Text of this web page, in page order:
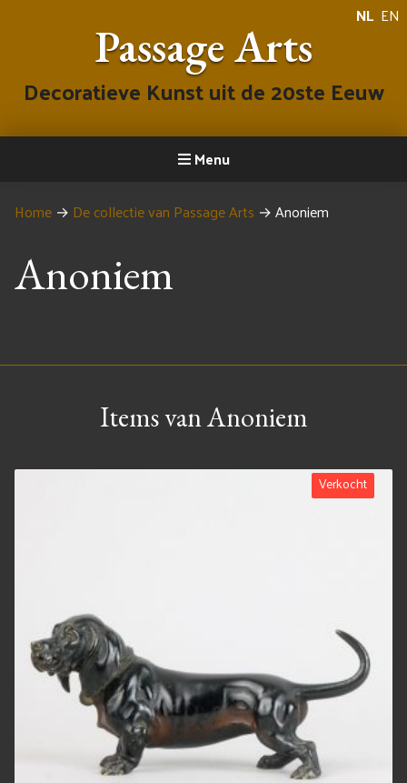
NL EN
Passage Arts
Decoratieve Kunst uit de 20ste Eeuw
Menu
Home → De collectie van Passage Arts →Anoniem
Anoniem
Items van Anoniem
Verkocht